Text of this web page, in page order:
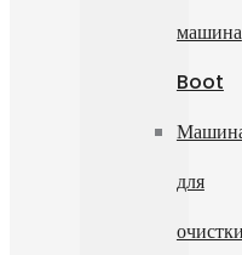
машина
Boot
для
очистки